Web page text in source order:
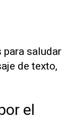
saludar
de texto,
el